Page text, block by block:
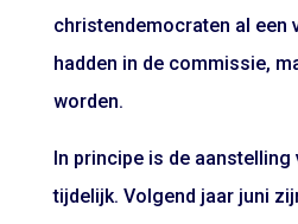
christendemocraten al een
hadden in de commissie,
worden.
In principe is de aanstelling
tijdelijk. Volgend jaar juni